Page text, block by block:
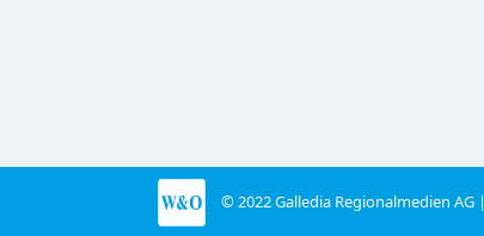
© 2022 Galledia Regionalmedien AG |